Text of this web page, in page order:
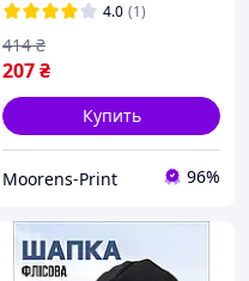
4.0 (1)
207₴
414 ₴
Купить
Moorens-Print 96%